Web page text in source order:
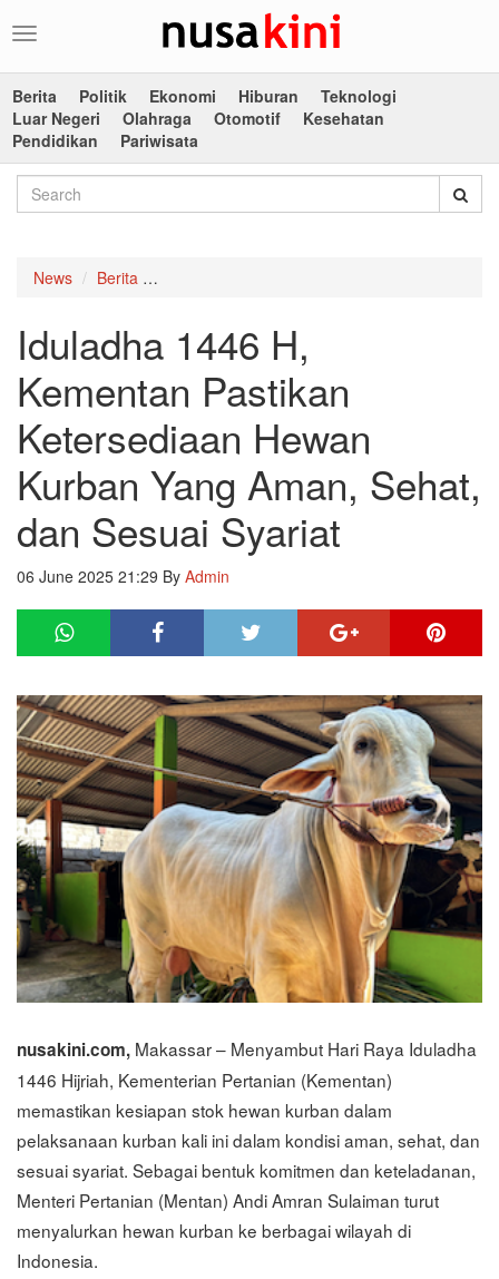
Toggle
Berita
Politik Ekonomi Hiburan
Teknologi
Luar Negeri
Olahraga Otomotif
Kesehatan
Pendidikan
Pariwisata
News Berita
Iduladha 1446 H,
Kementan Pastikan
Ketersediaan Hewan
Kurban Yang Aman, Sehat,
dan Sesuai Syariat
06 June 2025 21:29 By Admin
nusakini.com, Makassar – Menyambut Hari Raya Iduladha
1446 Hijriah, Kementerian Pertanian (Kementan)
memastikan kesiapan stok hewan kurban dalam
pelaksanaan kurban kali ini dalam kondisi aman, sehat, dan
sesuai syariat. Sebagai bentuk komitmen dan keteladanan,
Menteri Pertanian (Mentan) Andi Amran Sulaiman turut
menyalurkan hewan kurban ke berbagai wilayah di
Indonesia.